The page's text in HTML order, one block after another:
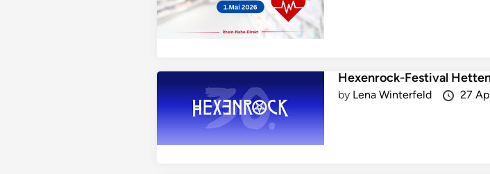
Hexenrock-Festival
by Lena Winterfeld 27